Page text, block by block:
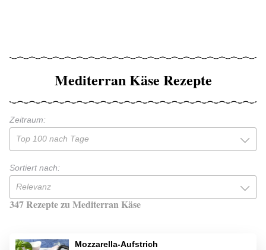
Mediterran Käse Rezepte
Zeitraum:
Top 100 nach Tage
Sortiert nach:
Relevanz
347 Rezepte zu Mediterran Käse
Mozzarella-Aufstrich